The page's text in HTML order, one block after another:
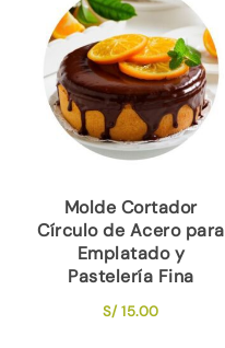
Molde Cortador
Círculo de Acero para
Emplatado y
Pastelería Fina
S/15.00